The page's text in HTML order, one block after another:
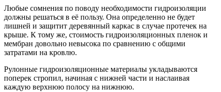
Любые сомнения по поводу необходимости гидроизоляции
должны решаться в её пользу. Она определенно не будет
лишней и защитит деревянный каркас в случае протечек на
крыше. К тому же, стоимость гидроизоляционных пленок и
мембран довольно невысока по сравнению с общими
затратами на кровлю.
Рулонные гидроизоляционные материалы укладываются
поперек стропил, начиная с нижней части и наслаивая
каждую верхнюю полосу на нижнюю.